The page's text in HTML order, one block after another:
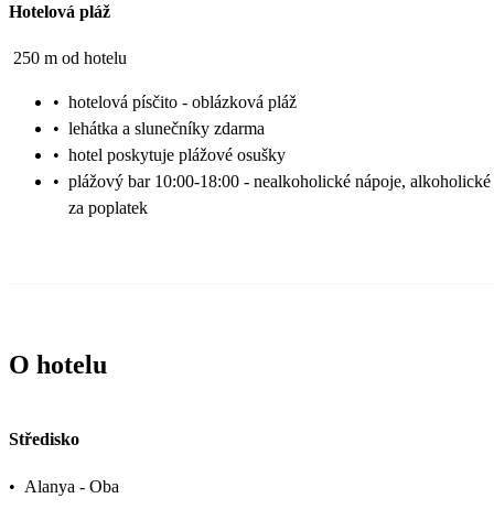
Hotelová pláž
250 m od hotelu
• hotelová písčito - oblázková pláž
• lehátka a slunečníky zdarma
• hotel poskytuje plážové osušky
• plážový bar 10:00-18:00 - nealkoholické nápoje, alkoholické
za poplatek
O hotelu
Středisko
• Alanya - Oba